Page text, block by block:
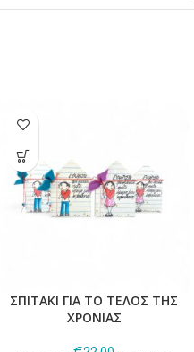
ΣΠΙΤΑΚΙ ΓΙΑ ΤΟ ΤΕΛΟΣ ΤΗΣ
ΧΡΟΝΙΑΣ